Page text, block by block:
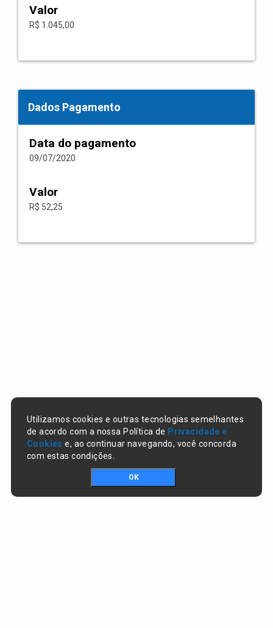
Valor
R$ 1.045,00
Dados Pagamento
Data do pagamento
09/07/2020
Valor
R$ 52,25
Utilizamos cookies e outras tecnologias semelhantes
de acordo com a nossa Política de Privacidade e
Cookies e, ao continuar navegando, você concorda
com estas condições.
OK